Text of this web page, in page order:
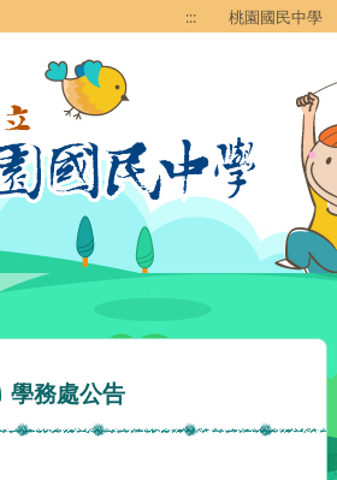
::: 桃園國民中學
學務處公告